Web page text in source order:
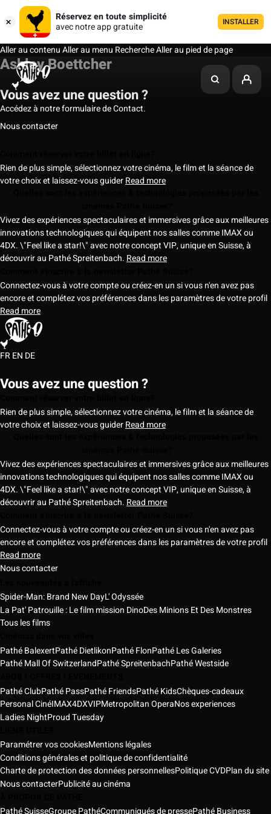
Réservez en toute simplicité
avec notre app gratuite
INSTALLER
Aller au contenuAller au menu RechercheAller au pied de page
Ashley Boettcher
Vous avez une question ?
Accédez à notre formulaire de Contact.
Nous contacter
Rien de plus simple, sélectionnez votre cinéma, le film et la séance de
votre choix et laissez-vous guiderRead more
Vivez des expériences spectaculaires et immersives grâce aux meilleures
innovations technologiques qui équipent nos salles comme IMAX ou
4DX. \"Feel like a star!\" avec notre concept VIP, unique en Suisse, à
découvrir au Pathé Spreitenbach. Read more
Connectez-vous à votre compte ou créez-en un si vous n'en avez pas
encore et complétez vos préférences dans les paramètres de votre profil
Read more
FREN DE
Vous avez une question ?
Rien de plus simple, sélectionnez votre cinéma, le film et la séance de
votre choix et laissez-vous guiderRead more
Vivez des expériences spectaculaires et immersives grâce aux meilleures
innovations technologiques qui équipent nos salles comme IMAX ou
4DX. \"Feel like a star!\" avec notre concept VIP, unique en Suisse, à
découvrir au Pathé Spreitenbach. Read more
Connectez-vous à votre compte ou créez-en un si vous n'en avez pas
encore et complétez vos préférences dans les paramètres de votre profil
Read more
Nous contacter
Spider-Man: Brand New DayL' Odyssée
La Pat' Patrouille : Le film mission DinoDes Minions Et Des Monstres
Tous les films
Pathé BalexertPathé DietlikonPathé FlonPathé Les Galeries
Pathé Mall Of SwitzerlandPathé SpreitenbachPathé Westside
Pathé ClubPathé PassPathé FriendsPathé KidsChèques-cadeaux
Personal CinéIMAX4DXVIPMetropolitan OperaNos experiences
Ladies NightProud Tuesday
Paramétrer vos cookiesMentions légales
Conditions générales et politique de confidentialité
Charte de protection des données personnellesPolitique CVDPlan du site
Nous contacterPublicité au cinéma
Pathé SuisseGroupe PathéCommuniqués de pressePathé Business